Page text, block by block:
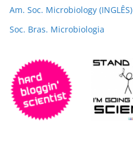
Am. Soc. Microbiology (INGLÊS)
Soc. Bras. Microbiologia